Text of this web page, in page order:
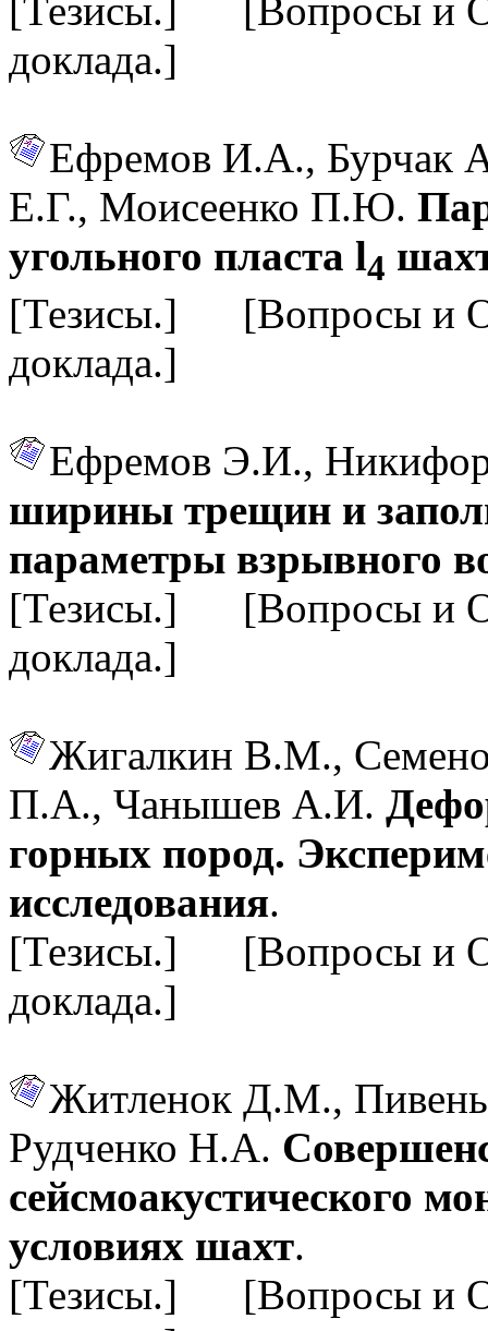
[Тезисы.] [Вопросы и
доклада.]
Ефремов И.А., Бурчак
Е.Г., Моисеенко П.Ю.
угольного пласта l4
[Тезисы.] [Вопросы и
доклада.]
Ефремов Э.И.,
ширины трещин и
параметры взрывного
[Тезисы.] [Вопросы и
доклада.]
Жигалкин В.М.,
П.А., Чанышев А.И.
горных пород.
исследования.
[Тезисы.] [Вопросы и
доклада.]
Житленок Д.М.,
Рудченко Н.А.
сейсмоакустического
условиях шахт.
[Тезисы.] [Вопросы и